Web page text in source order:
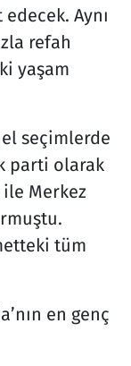
Aynı
refah
yaşam
seçimlerde
parti olarak
ile Merkez
tüm
en genç